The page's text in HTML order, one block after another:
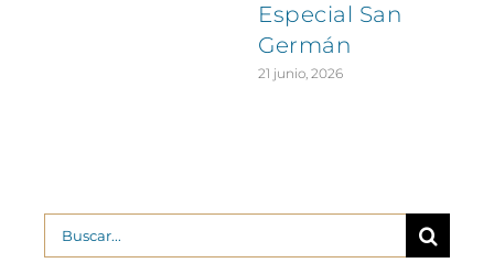
Especial San
Germán
21 junio, 2026
Buscar: